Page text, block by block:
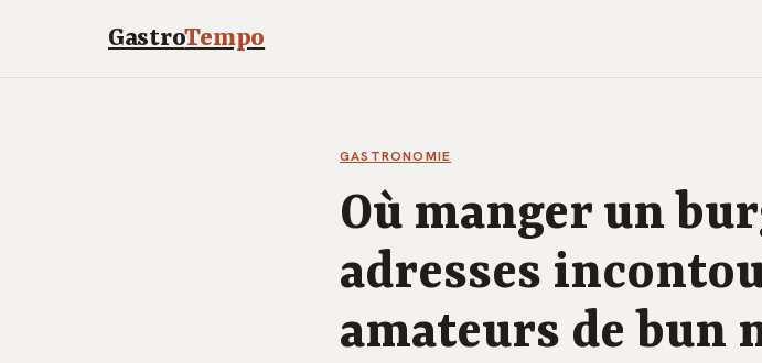
GastroTempo
GASTRONOMIE
Où manger un
adresses
amateurs de bun